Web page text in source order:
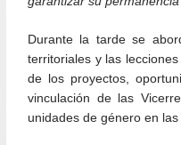
Durante la tarde se
territoriales y las
de los proyectos,
vinculación de las
unidades de género en